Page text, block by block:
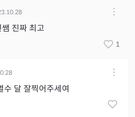
쌤 진짜 최고
1
수 달 잘찍어주세여